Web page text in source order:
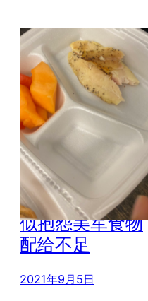
阿富汗难民晒在
美军基地伙食 疑
似抱怨美军食物
配给不足
2021年9月5日